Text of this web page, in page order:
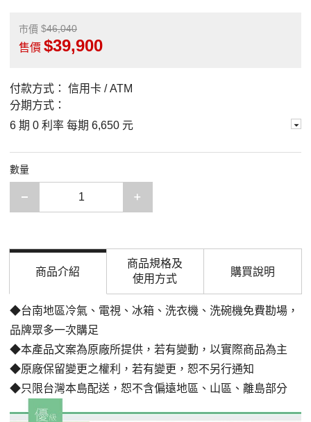
市價 46,040
售價 39,900
付款方式：
信用卡 / ATM
分期方式：
6 期 0 利率 每期 6,650 元
數量
減少一項
商品介紹
商品規格及
使用方式
購買說明
◆台南地區冷氣、電視、冰箱、洗衣機、洗碗機免費勘場，
品牌眾多一次購足
◆本產品文案為原廠所提供，若有變動，以實際商品為主
◆原廠保留變更之權利，若有變更，恕不另行通知
◆只限台灣本島配送，恕不含偏遠地區、山區、離島部分